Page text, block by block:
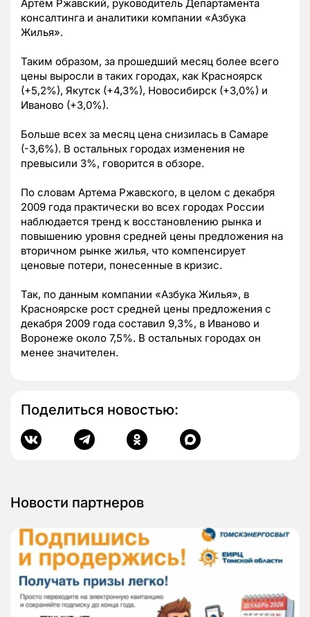
Артём Ржавский, руководитель Департамента
консалтинга и аналитики компании «Азбука
Жилья».
Таким образом, за прошедший месяц более всего
цены выросли в таких городах, как Красноярск
(+5,2%), Якутск (+4,3%), Новосибирск (+3,0%) и
Иваново (+3,0%).
Больше всех за месяц цена снизилась в Самаре
(-3,6%). В остальных городах изменения не
превысили 3%, говорится в обзоре.
По словам Артема Ржавского, в целом с декабря
2009 года практически во всех городах России
наблюдается тренд к восстановлению рынка и
повышению уровня средней цены предложения на
вторичном рынке жилья, что компенсирует
ценовые потери, понесенные в кризис.
Так, по данным компании «Азбука Жилья», в
Красноярске рост средней цены предложения с
декабря 2009 года составил 9,3%, в Иваново и
Воронеже около 7,5%. В остальных городах он
менее значителен.
Поделиться новостью:
Новости партнеров